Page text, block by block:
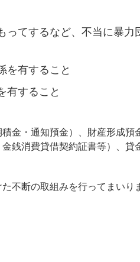
ってするなど、不当に暴力
を有すること
有すること
金・通知預金）、財産形成預
銭消費貸借契約証書等）、貸
不断の取組みを行ってまいり